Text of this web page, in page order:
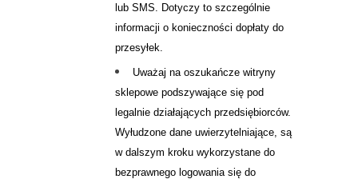
lub SMS. Dotyczy to szczególnie
informacji o konieczności dopłaty do
przesyłek.
Uważaj na oszukańcze witryny
sklepowe podszywające się pod
legalnie działających przedsiębiorców.
Wyłudzone dane uwierzytelniające, są
w dalszym kroku wykorzystane do
bezprawnego logowania się do